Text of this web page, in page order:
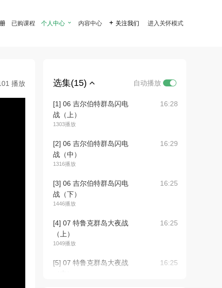
已购课程 个人中心  内容中心  关注我们 进入关怀模式
播放 选集(15) 自动播放
[1] 06 吉尔伯特群岛闪电
战（上）
1303播放
16:28
[2] 06 吉尔伯特群岛闪电
战（中）
1316播放
16:29
[3] 06 吉尔伯特群岛闪电
战（下）
1446播放
16:25
[4] 07 特鲁克群岛大夜战
（上）
1049播放
16:25
[5] 07 特鲁克群岛大夜战
16:25